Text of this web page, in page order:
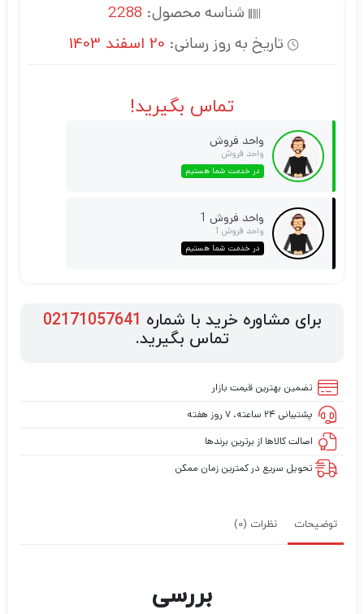
شناسه محصول: 2288
تاریخ به روز رسانی: 20 اسفند 1403
تماس بگیرید!
واحد فروش
واحد فروش
در خدمت شما هستیم
واحد فروش 1
واحد فروش 1
در خدمت شما هستیم
برای مشاوره خرید با شماره 02171057641
تماس بگیرید.
تضمین بهترین قیمت بازار
پشتیبانی ۲۴ ساعته، ۷ روز هفته
اصالت کالاها از برترین برندها
تحویل سریع در کمترین زمان ممکن
توضیحات نظرات (0)
بررسی